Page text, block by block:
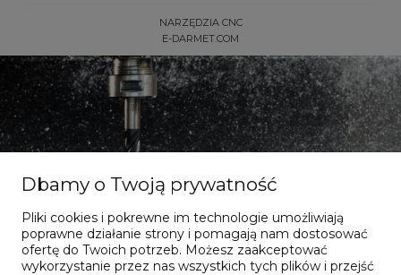
NARZĘDZIA CNC
E-DARMET.COM
Dla dociekliwych
Dbamy o Twoją prywatność
Pliki cookies i pokrewne im technologie umożliwiają
poprawne działanie strony i pomagają nam dostosować
ofertę do Twoich potrzeb. Możesz zaakceptować
wykorzystanie przez nas wszystkich tych plików i przejść